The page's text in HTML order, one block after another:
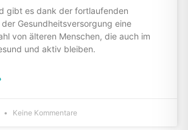
gibt es dank der fortlaufenden
Gesundheitsversorgung eine
von älteren Menschen, die auch im
und aktiv bleiben.
Keine Kommentare